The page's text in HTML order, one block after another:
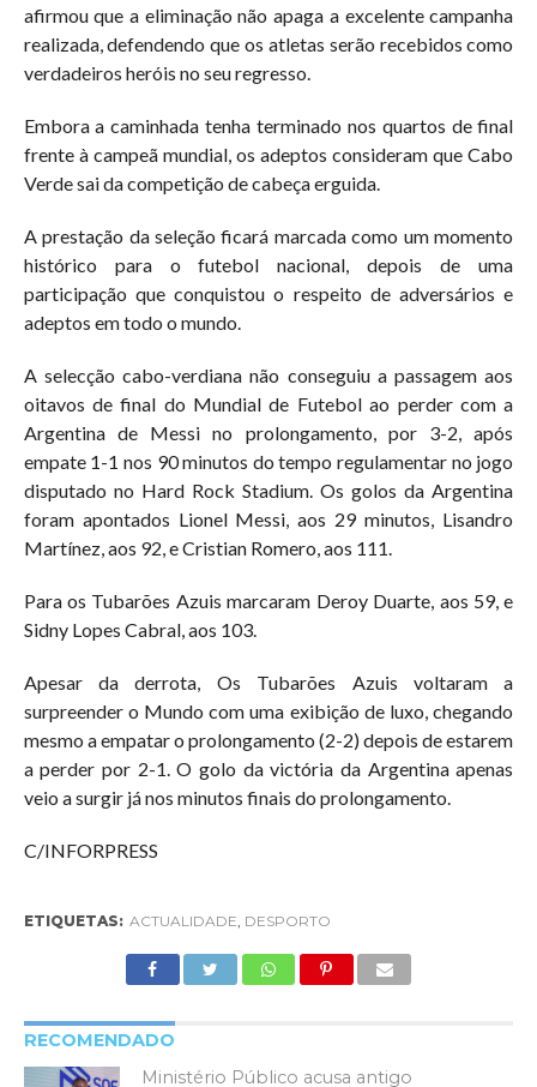
afirmou que a eliminação não apaga a excelente campanha
realizada, defendendo que os atletas serão recebidos como
verdadeiros heróis no seu regresso.
Embora a caminhada tenha terminado nos quartos de final
frente à campeã mundial, os adeptos consideram que Cabo
Verde sai da competição de cabeça erguida.
A prestação da seleção ficará marcada como um momento
histórico para o futebol nacional, depois de uma
participação que conquistou o respeito de adversários e
adeptos em todo o mundo.
A selecção cabo-verdiana não conseguiu a passagem aos
oitavos de final do Mundial de Futebol ao perder com a
Argentina de Messi no prolongamento, por 3-2, após
empate 1-1 nos 90 minutos do tempo regulamentar no jogo
disputado no Hard Rock Stadium. Os golos da Argentina
foram apontados Lionel Messi, aos 29 minutos, Lisandro
Martínez, aos 92, e Cristian Romero, aos 111.
Para os Tubarões Azuis marcaram Deroy Duarte, aos 59, e
Sidny Lopes Cabral, aos 103.
Apesar da derrota, Os Tubarões Azuis voltaram a
surpreender o Mundo com uma exibição de luxo, chegando
mesmo a empatar o prolongamento (2-2) depois de estarem
a perder por 2-1. O golo da victória da Argentina apenas
veio a surgir já nos minutos finais do prolongamento.
C/INFORPRESS
ETIQUETAS: ACTUALIDADE DESPORTO
RECOMENDADO
Ministério Público acusa antigo